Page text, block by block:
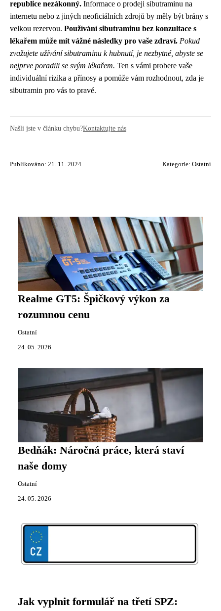
republice nezákonný. Informace o prodeji sibutraminu na
internetu nebo z jiných neoficiálních zdrojů by měly být brány s
velkou rezervou. Používání sibutraminu bez konzultace s
lékařem může mít vážné následky pro vaše zdraví. Pokud
zvažujete užívání sibutraminu k hubnutí, je nezbytné, abyste se
nejprve poradili se svým lékařem. Ten s vámi probere vaše
individuální rizika a přínosy a pomůže vám rozhodnout, zda je
sibutramin pro vás to pravé.
Našli jste v článku chybu?Kontaktujte nás
Publikováno: 21. 11. 2024 Kategorie: Ostatní
Realme GT5: Špičkový výkon za
rozumnou cenu
Ostatní
24. 05. 2026
Bedňák: Náročná práce, která staví
naše domy
Ostatní
24. 05. 2026
Jak vyplnit formulář na třetí SPZ: